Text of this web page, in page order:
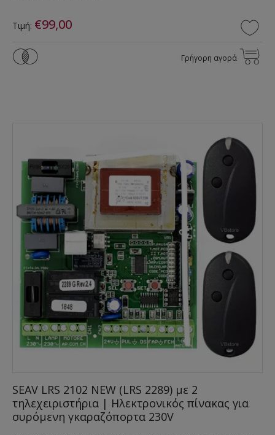
Τιμή: €99,00
Γρήγορη αγορά
SEAV LRS 2102 NEW (LRS 2289) με 2
τηλεχειριστήρια | Ηλεκτρονικός πίνακας για
συρόμενη γκαραζόπορτα 230V